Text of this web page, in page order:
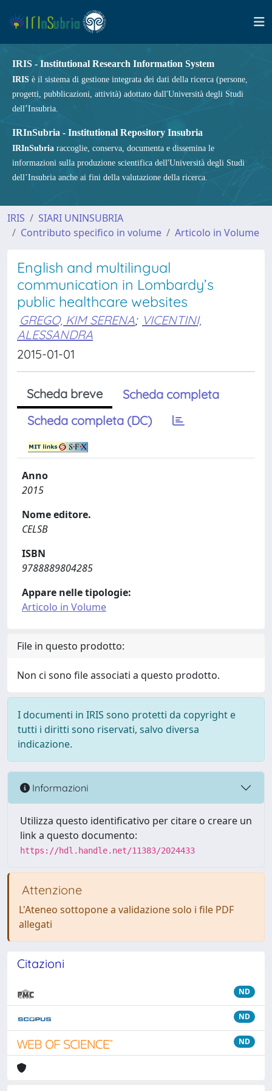
IRIS - Institutional Research Information System
IRIS è il sistema di gestione integrata dei dati della ricerca (persone,
progetti, pubblicazioni, attività) adottato dall'Università degli Studi
dell’Insubria.
IRInSubria - Institutional Repository Insubria
IRInSubria raccoglie, conserva, documenta e dissemina le
informazioni sulla produzione scientifica dell'Università degli Studi
dell’Insubria anche ai fini della valutazione della ricerca.
IRIS
SIARI UNINSUBRIA
Contributo specifico in volume
Articolo in Volume
English and multilingual
communication in Lombardy’s
public healthcare websites
GREGO, KIM SERENA; VICENTINI,
ALESSANDRA
2015-01-01
Scheda breve
Scheda completa
Scheda completa (DC)
Anno
2015
Nome editore.
CELSB
ISBN
9788889804285
Appare nelle tipologie:
Articolo in Volume
File in questo prodotto:
Non ci sono file associati a questo prodotto.
I documenti in IRIS sono protetti da copyright e
tutti i diritti sono riservati, salvo diversa
indicazione.
Informazioni
Utilizza questo identificativo per citare o creare un
link a questo documento:
https://hdl.handle.net/11383/2024433
Attenzione
L'Ateneo sottopone a validazione solo i file PDF
allegati
Citazioni
ND
ND
ND